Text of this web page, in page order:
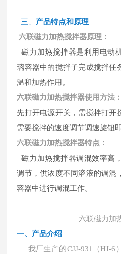
三、 产品特点和原理
六联磁力加热搅拌器原理：
磁力加热搅拌器是利用电动
璃容器中的搅拌子完成搅拌任
温和加热作用。
六联磁力加热搅拌器使用方法：
先打开电源开关，需搅拌打开
需要搅拌的速度调节调速旋钮即
六联磁力加热搅拌器特点：
磁力加热搅拌器调混效率高
调节，供浓度不同溶液的调混
容器中进行调混工作。
六联磁力加
一、 产品介绍
我厂生产的CJJ-931（HJ-6